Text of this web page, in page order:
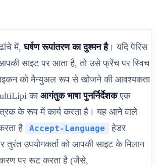
में,घर्षण रूपांतरण का दुश्मन है। यदि पेरिस
आपकी साइट पर आता है, तो उसे फ्रेंच पर स्विच
को मैन्युअल रूप से खोजने की आवश्यकता
का आगंतुक भाषा पुनर्निर्देशकएक
के रूप में कार्य करता है। यह आने वाले
है
Accept-Language
हेडर
उपयोगकर्ता को आपकी साइट के मिलान
पर रूट करता है (जैसे,